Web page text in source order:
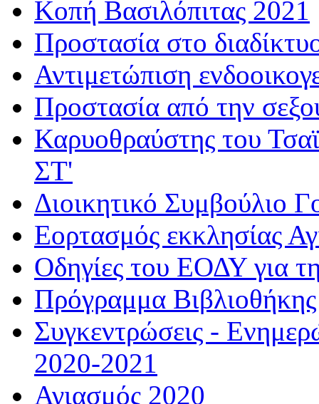
Κοπή Βασιλόπιτας 2021
Προστασία στο
Αντιμετώπιση
Προστασία από την
Καρυοθραύστης του
ΣΤ'
Διοικητικό Συμβούλιο
Εορτασμός εκκλησίας
Οδηγίες του ΕΟΔΥ για
Πρόγραμμα
Συγκεντρώσεις -
2020-2021
Αγιασμός 2020